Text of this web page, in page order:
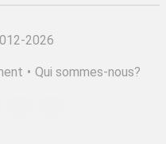
2026
• Qui sommes-nous?